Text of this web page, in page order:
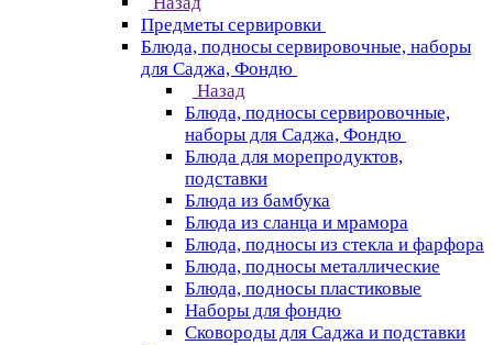
Предметы сервировки
Блюда, подносы сервировочные, наборы
для Саджа, Фондю
Назад
Блюда, подносы сервировочные,
наборы для Саджа, Фондю
Блюда для морепродуктов,
подставки
Блюда из бамбука
Блюда из сланца и мрамора
Блюда, подносы из стекла и фарфора
Блюда, подносы металлические
Блюда, подносы пластиковые
Наборы для фондю
Сковороды для Саджа и подставки